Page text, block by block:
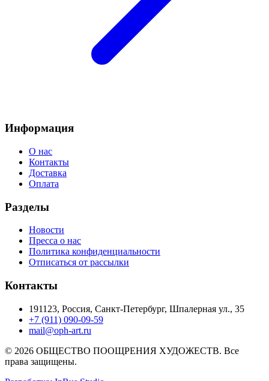
Информация
О нас
Контакты
Доставка
Оплата
Разделы
Новости
Пресса о нас
Политика конфиденциальности
Отписаться от рассылки
Контакты
191123, Россия, Санкт-Петербург, Шпалерная ул., 35
+7 (911) 090-09-59
mail@oph-art.ru
© 2026 ОБЩЕСТВО ПООЩРЕНИЯ ХУДОЖЕСТВ. Все
права защищены.